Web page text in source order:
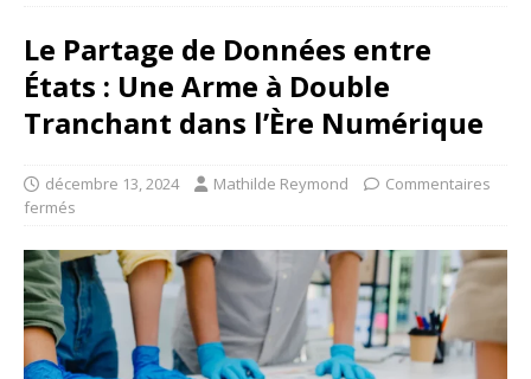
Le Partage de Données entre
États : Une Arme à Double
Tranchant dans l’Ère Numérique
décembre 13, 2024 Mathilde Reymond
Commentaires
fermés